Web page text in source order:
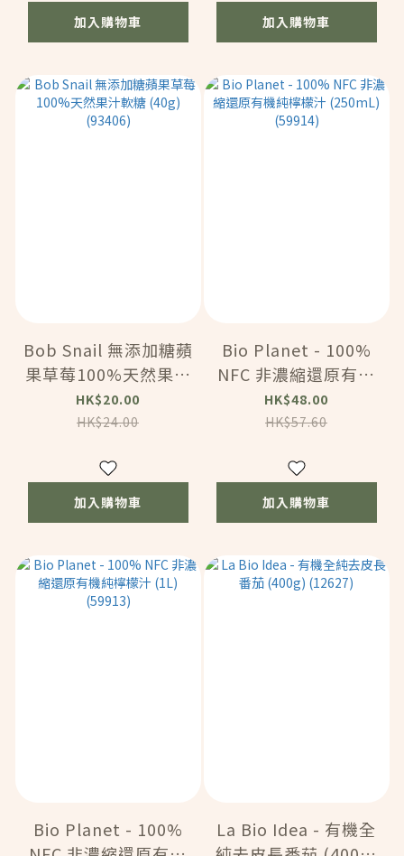
加入購物車 加入購物車
Bob Snail 無添加糖蘋
果草莓100%天然果汁
軟糖 (40g) (93406)
HK$20.00
HK$24.00
加入購物車
Bio Planet - 100%
NFC 非濃縮還原有機
純檸檬汁 (250mL)
(59914)
HK$48.00
HK$57.60
加入購物車
Bio Planet - 100%
La Bio Idea - 有機全